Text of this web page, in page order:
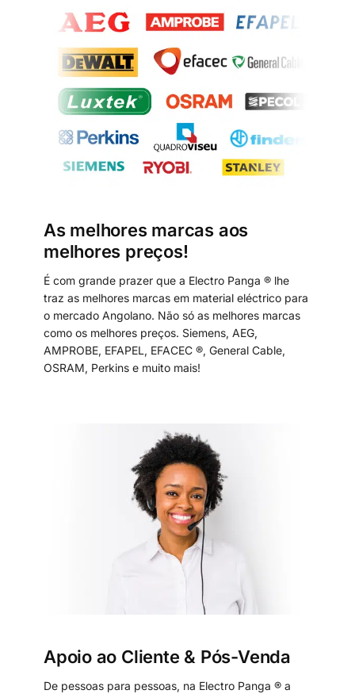
As melhores marcas aos
melhores preços!
É com grande prazer que a Electro Panga ® lhe
traz as melhores marcas em material eléctrico para
o mercado Angolano. Não só as melhores marcas
como os melhores preços. Siemens, AEG,
AMPROBE, EFAPEL, EFACEC ®, General Cable,
OSRAM, Perkins e muito mais!
Apoio ao Cliente & Pós-Venda
De pessoas para pessoas, na Electro Panga ® a